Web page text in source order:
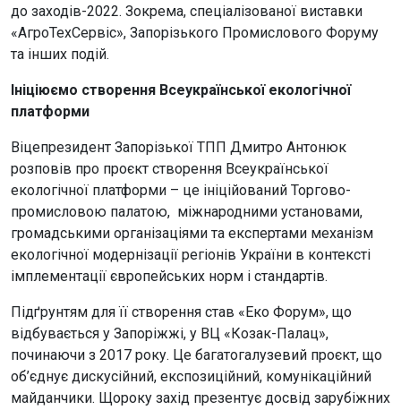
до заходів-2022. Зокрема, спеціалізованої виставки
«АгроТехСервіс», Запорізького Промислового Форуму
та інших подій.
Ініціюємо створення Всеукраїнської екологічної
платформи
Віцепрезидент Запорізької ТПП Дмитро Антонюк
розповів про проєкт створення Всеукраїнської
екологічної платформи – це ініційований Торгово-
промисловою палатою, міжнародними установами,
громадськими організаціями та експертами механізм
екологічної модернізації регіонів України в контексті
імплементації європейських норм і стандартів.
Підґрунтям для її створення став «Еко Форум», що
відбувається у Запоріжжі, у ВЦ «Козак-Палац»,
починаючи з 2017 року. Це багатогалузевий проєкт, що
об’єднує дискусійний, експозиційний, комунікаційний
майданчики. Щороку захід презентує досвід зарубіжних